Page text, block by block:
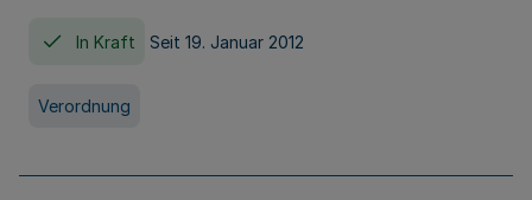
In Kraft Seit 19. Januar 2012
Verordnung